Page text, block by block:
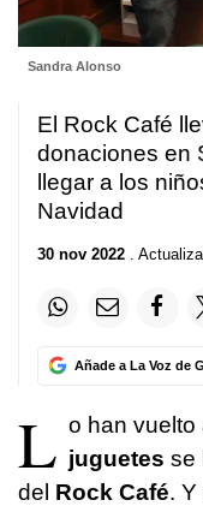
Sandra Alonso
El Rock Café
donaciones en
llegar a los
Navidad
30 nov 2022 .
Añade a La Voz de
L o han vuelto
juguetes se
del Rock Café.